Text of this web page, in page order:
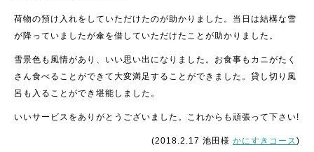
荷物の預け入れをしていただけたのが助かりました。当日は結構な雪
が降っていましたが傘を借していただけたことが助かりました。
雪景色も風情があり、いい思い出になりました。お食事もカニがたく
さん食べることができて大変満足することができました。貸し切り風
呂も入ることができ堪能しました。
いいサービスをありがとうございました。これからも頑張って下さい!
(2018.2.17 池田様 かにすきコース )